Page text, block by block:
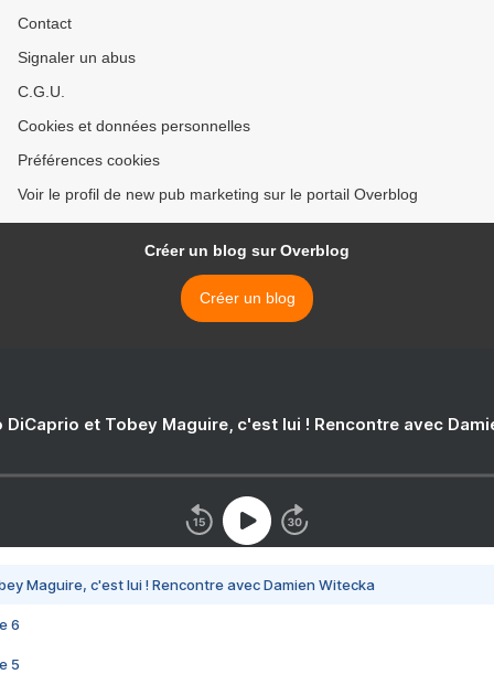
Contact
Signaler un abus
C.G.U.
Cookies et données personnelles
Préférences cookies
Voir le profil de new pub marketing sur le portail Overblog
Créer un blog sur Overblog
Créer un blog
DiCaprio et Tobey Maguire, c'est lui ! Rencontre avec
Maguire, c'est lui ! Rencontre avec Damien Witecka
6
5